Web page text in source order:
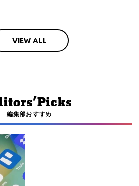
VIEW ALL
編集部おすすめ